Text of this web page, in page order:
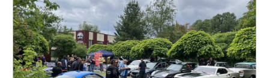
Seconde
main
Galerie